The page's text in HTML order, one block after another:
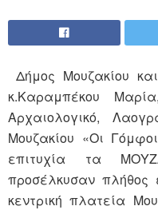
Δήμος Μουζακίου
κ.Καραμπέκου
Αρχαιολογικό,
Μουζακίου «Οι
επιτυχία τα
προσέλκυσαν πλήθος
κεντρική πλατεία